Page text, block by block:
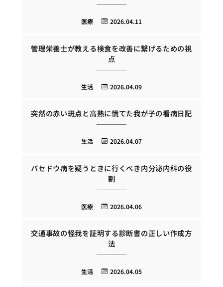
2026.04.11
医療
管理栄養士が教える検食を改善に繋げるための視
点
2026.04.09
生活
突然の赤い斑点と高熱に慌てた我が子の看病日記
2026.04.07
生活
バセドウ病を疑うときに行くべき内分泌内科の役
割
2026.04.06
医療
交通事故の怪我を証明する診断書の正しい作成方
法
2026.04.05
生活